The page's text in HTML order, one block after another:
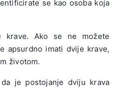
se kao osoba koja
krave. Ako se ne možete
apsurdno imati dvije krave,
životom.
je postojanje dviju krava